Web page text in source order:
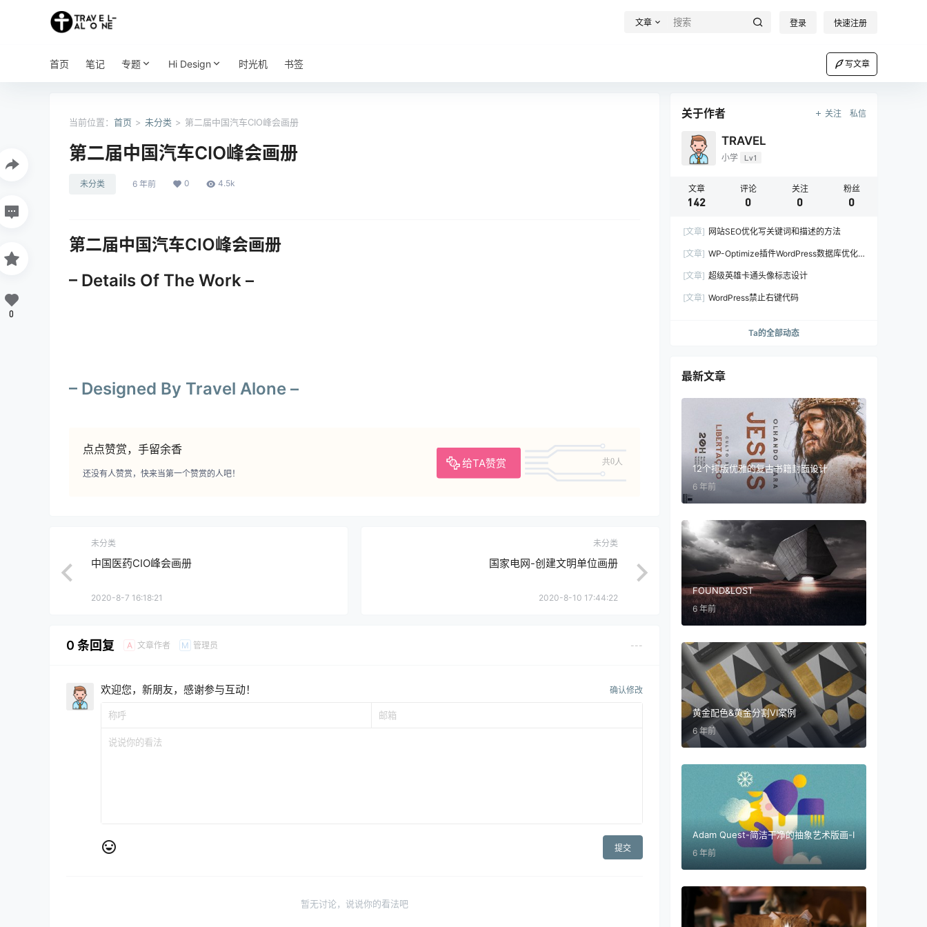
文章 登录 快速注册
首页 笔记 专题 Hi Design 时光机 书签 写文章
当前位置： 首页 > 未分类 > 第二届中国汽车CIO峰会画册
第二届中国汽车CIO峰会画册
未分类 6 年前 0 4.5k
第二届中国汽车CIO峰会画册
– Details Of The Work –
– Designed By Travel Alone –
点点赞赏，手留余香
给TA赞赏 共0人
还没有人赞赏，快来当第一个赞赏的人吧！
0
未分类
中国医药CIO峰会画册
2020-8-7 16:18:21
未分类
国家电网-创建文明单位画册
2020-8-10 17:44:22
0 条回复 A 文章作者 M 管理员 ---
欢迎您，新朋友，感谢参与互动！ 确认修改
提交
暂无讨论，说说你的看法吧
关于作者 关注 私信
TRAVEL
小学 Lv1
文章
142
评论
0
关注
0
粉丝
0
[文章] 网站SEO优化写关键词和描述的方法
[文章] WP-Optimize插件WordPress数据库优化
[文章] 超级英雄卡通头像标志设计
[文章] WordPress禁止右键代码
Ta的全部动态
最新文章
12个排版优雅的复古书籍封面设计
6 年前
FOUND&LOST
6 年前
黄金配色&黄金分割VI案例
6 年前
Adam Quest-简洁干净的抽象艺术版画-Ⅰ
6 年前